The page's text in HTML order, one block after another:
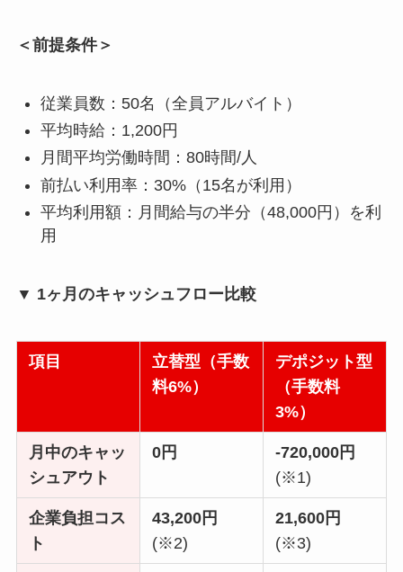
＜前提条件＞
従業員数：50名（全員アルバイト）
平均時給：1,200円
月間平均労働時間：80時間/人
前払い利用率：30%（15名が利用）
平均利用額：月間給与の半分（48,000円）を利
用
▼ 1ヶ月のキャッシュフロー比較
項目
立替型（手数
料6%）
デポジット型
（手数料
3%）
月中のキャッ
シュアウト
0円
-720,000円
(※1)
企業負担コス
ト
43,200円
(※2)
21,600円
(※3)